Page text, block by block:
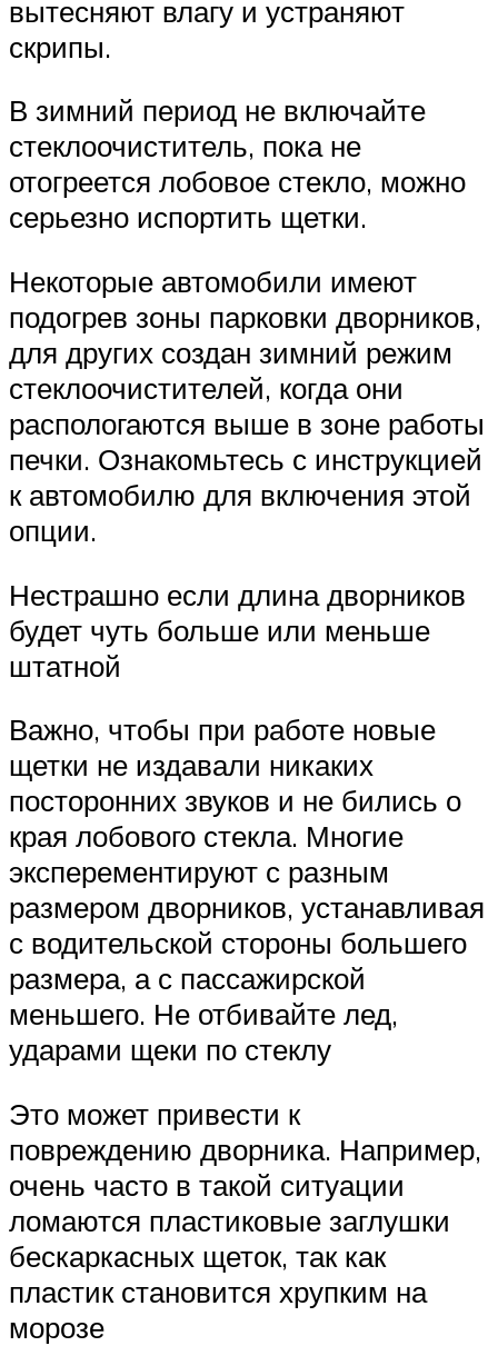
вытесняют влагу и устраняют
скрипы.
В зимний период не включайте
стеклоочиститель, пока не
отогреется лобовое стекло, можно
серьезно испортить щетки.
Некоторые автомобили имеют
подогрев зоны парковки дворников,
для других создан зимний режим
стеклоочистителей, когда они
распологаются выше в зоне работы
печки. Ознакомьтесь с инструкцией
к автомобилю для включения этой
опции.
Нестрашно если длина дворников
будет чуть больше или меньше
штатной
Важно, чтобы при работе новые
щетки не издавали никаких
посторонних звуков и не бились о
края лобового стекла. Многие
эксперементируют с разным
размером дворников, устанавливая
с водительской стороны большего
размера, а с пассажирской
меньшего. Не отбивайте лед,
ударами щеки по стеклу
Это может привести к
повреждению дворника. Например,
очень часто в такой ситуации
ломаются пластиковые заглушки
бескаркасных щеток, так как
пластик становится хрупким на
морозе